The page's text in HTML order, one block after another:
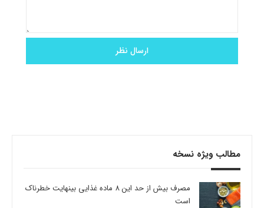
مطالب ویژه نسخه
مصرف بیش از حد این 8 ماده غذایی بینهایت خطرناک
است